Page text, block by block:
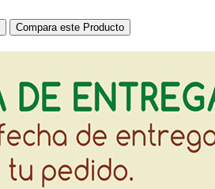
Compara este Producto